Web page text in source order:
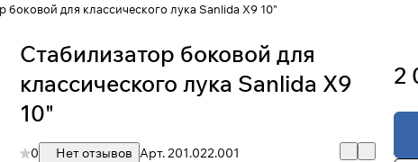
боковой для классического лука Sanlida X9 10"
Стабилизатор боковой для
классического лука Sanlida X9
10"
0 Нет отзывов Арт.201.022.001
2